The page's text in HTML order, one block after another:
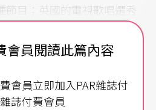
目；英國的電視歌唱選秀
Dorma〉爆紅的他，得到選
歌劇英雄」！？緊接著是素
會員閱讀此篇內容
會員立即加入PAR雜誌付
誌付費會員